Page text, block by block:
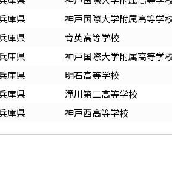
庫県
神戸国際大学附属高等学
庫県
育英高等学校
庫県
神戸国際大学附属高等学
庫県
明石高等学校
庫県
滝川第二高等学校
庫県 神戸西高等学校